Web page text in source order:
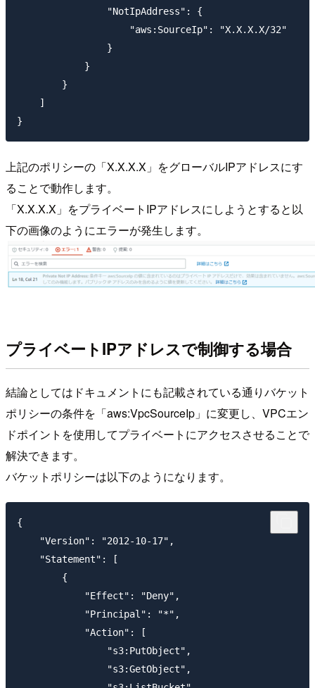
                "NotIpAddress": {
                    "aws:SourceIp": "X.X.X.X/32"
                }
            }
        }
    ]
上記のポリシーの「X.X.X.X」をグローバルIPアドレスにす
ることで動作します。
「X.X.X.X」をプライベートIPアドレスにしようとすると以
下の画像のようにエラーが発生します。
プライベートIPアドレスで制御する場合
結論としてはドキュメントにも記載されている通りバケット
ポリシーの条件を「aws:VpcSourceIp」に変更し、VPCエン
ドポイントを使用してプライベートにアクセスさせることで
解決できます。
バケットポリシーは以下のようになります。
{
    "Version": "2012-10-17",
    "Statement": [
        {
            "Effect": "Deny",
            "Principal": "*",
            "Action": [
                "s3:PutObject",
                "s3:GetObject",